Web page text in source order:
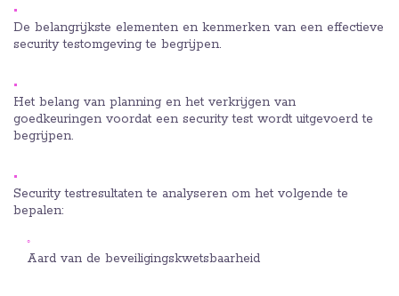
De belangrijkste elementen en kenmerken van een effectieve
security testomgeving te begrijpen.
Het belang van planning en het verkrijgen van
goedkeuringen voordat een security test wordt uitgevoerd te
begrijpen.
Security testresultaten te analyseren om het volgende te
bepalen:
Aard van de beveiligingskwetsbaarheid